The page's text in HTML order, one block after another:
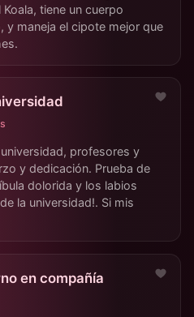
tiene un cuerpo
y maneja el cipote mejor que
profesores y
y dedicación. Prueba de
dolorida y los labios
la universidad!. Si mis
en compañía